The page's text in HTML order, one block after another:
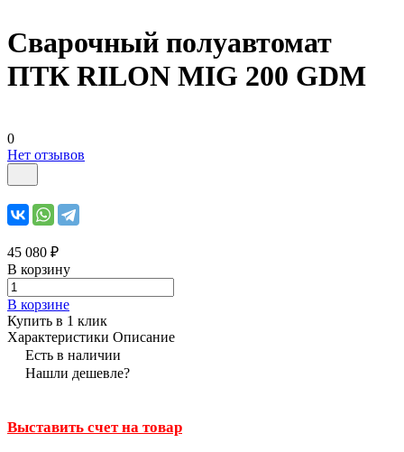
Сварочный полуавтомат
ПТК RILON MIG 200 GDM
0
Нет отзывов
45 080 ₽
В корзину
В корзине
Купить в 1 клик
Характеристики Описание
Есть в наличии
Нашли дешевле?
Выставить счет на товар